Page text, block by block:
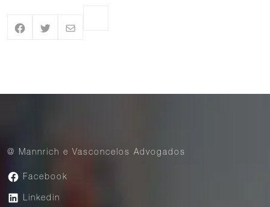
@ Mannrich e Vasconcelos Advogados
Facebook
Linkedin